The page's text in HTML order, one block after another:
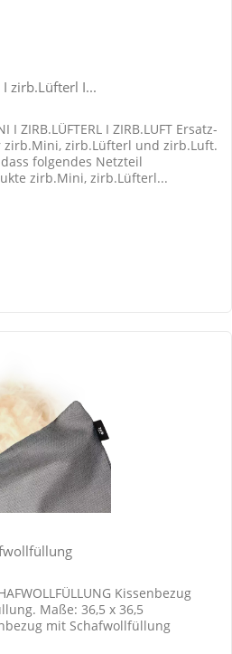
zirb.Lüfterl I...
I ZIRB.LÜFTERL I ZIRB.LUFT Ersatz-
zirb.Lüfterl und zirb.Luft.
folgendes Netzteil
zirb.Mini, zirb.Lüfterl...
Kissenbezug
Maße: 36,5 x 36,5
mit Schafwollfüllung